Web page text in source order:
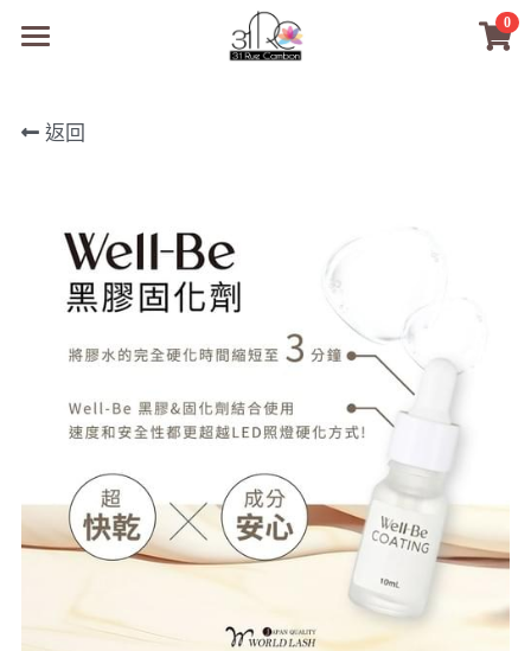
0
商品
PreMedi眼部護理
PreMedi眼部護理
數位電子書
經典單根圓毛
超值購物金
小紅書款
扁毛調色
日式扁毛
WORLDLASH
睫毛黑膠
睫毛前處裡
Sale睫毛
絕版彩睫
日本OMD美甲品牌
品牌開店包
OEM訂製
技術課程
最新文章
教學教室
NEA睫毛協會
繁體中文
返回
×
商品分類
所有商品分類